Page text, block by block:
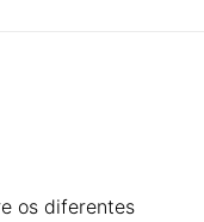
os diferentes